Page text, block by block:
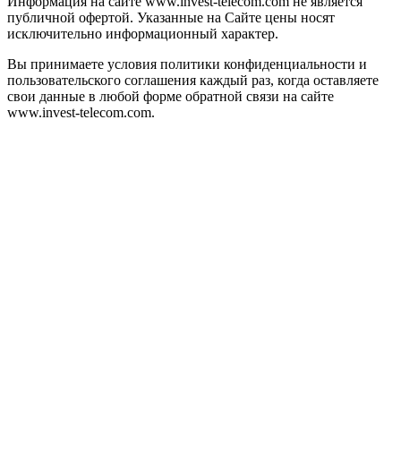
публичной офертой. Указанные на Сайте цены носят
исключительно информационный характер.
Вы принимаете условия политики конфиденциальности и
пользовательского соглашения каждый раз, когда оставляете
свои данные в любой форме обратной связи на сайте
www.invest-telecom.com.